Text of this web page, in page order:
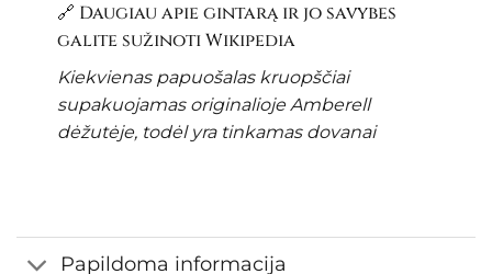
🔗 Daugiau apie gintarą ir jo savybes
galite sužinotiWikipedia
Kiekvienas papuošalas kruopščiai
supakuojamas originalioje Amberell
dėžutėje, todėl yra tinkamas dovanai
Papildoma informacija